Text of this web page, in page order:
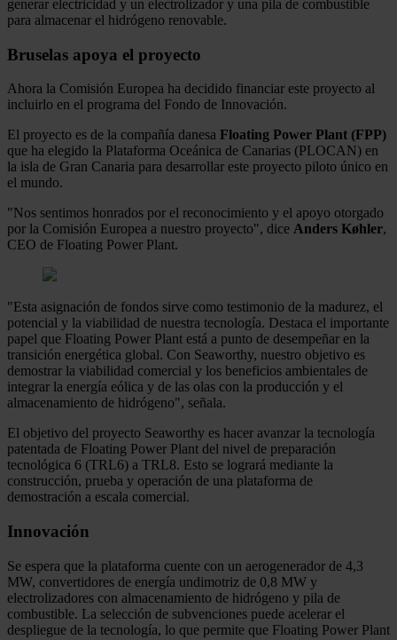
generar electricidad y un electrolizador y una pila de combustible
para almacenar el hidrógeno renovable.
Bruselas apoya el proyecto
Ahora la Comisión Europea ha decidido financiar este proyecto al
incluirlo en el programa del Fondo de Innovación.
El proyecto es de la compañía danesa Floating Power Plant (FPP)
que ha elegido la Plataforma Oceánica de Canarias (PLOCAN) en
la isla de Gran Canaria para desarrollar este proyecto piloto único en
el mundo.
"Nos sentimos honrados por el reconocimiento y el apoyo otorgado
por la Comisión Europea a nuestro proyecto", dice Anders Køhler,
CEO de Floating Power Plant.
"Esta asignación de fondos sirve como testimonio de la madurez, el
potencial y la viabilidad de nuestra tecnología. Destaca el importante
papel que Floating Power Plant está a punto de desempeñar en la
transición energética global. Con Seaworthy, nuestro objetivo es
demostrar la viabilidad comercial y los beneficios ambientales de
integrar la energía eólica y de las olas con la producción y el
almacenamiento de hidrógeno", señala.
El objetivo del proyecto Seaworthy es hacer avanzar la tecnología
patentada de Floating Power Plant del nivel de preparación
tecnológica 6 (TRL6) a TRL8. Esto se logrará mediante la
construcción, prueba y operación de una plataforma de
demostración a escala comercial.
Innovación
Se espera que la plataforma cuente con un aerogenerador de 4,3
MW, convertidores de energía undimotriz de 0,8 MW y
electrolizadores con almacenamiento de hidrógeno y pila de
combustible. La selección de subvenciones puede acelerar el
despliegue de la tecnología, lo que permite que Floating Power Plant